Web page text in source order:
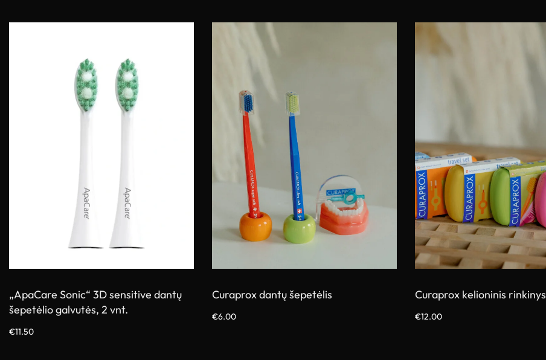
„ApaCare Sonic“ 3D sensitive dantų
šepetėlio galvutės, 2 vnt.
€11.50
Curaprox dantų šepetėlis
€6.00
Curaprox kelioninis rinkinys
€12.00